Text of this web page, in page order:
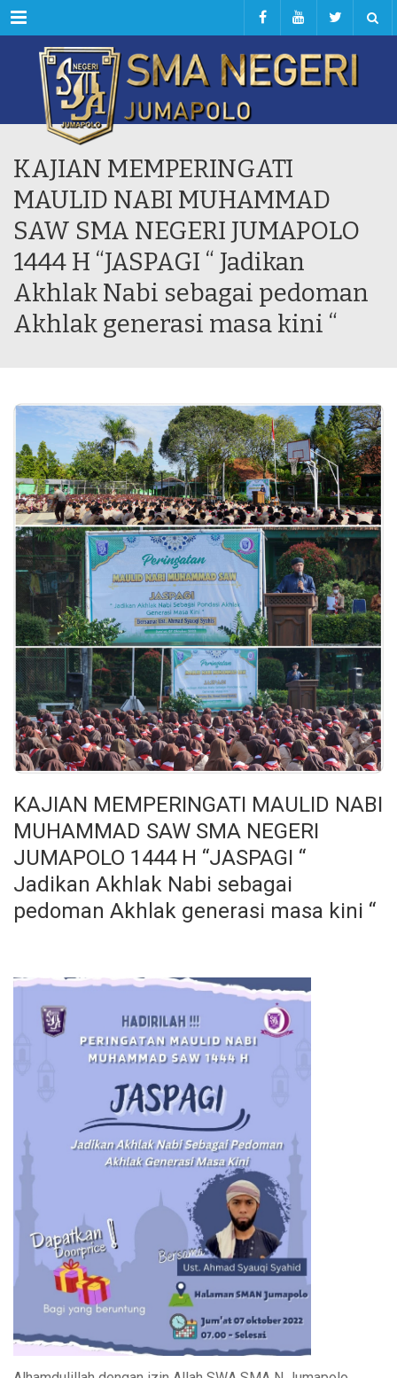
Menu
KAJIAN MEMPERINGATI
MAULID NABI MUHAMMAD
SAW SMA NEGERI JUMAPOLO
1444 H “JASPAGI “ Jadikan
Akhlak Nabi sebagai pedoman
Akhlak generasi masa kini “
KAJIAN MEMPERINGATI MAULID NABI
MUHAMMAD SAW SMA NEGERI
JUMAPOLO 1444 H “JASPAGI “
Jadikan Akhlak Nabi sebagai
pedoman Akhlak generasi masa kini “